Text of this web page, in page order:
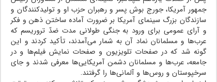
جمهور آمریکا، جورج بوش پسر و رهبران حزب او و تولیدکنندگان و
سازندگان بزرگ سینمای آمریکا بر ضرورت آماده ساختن ذهن و فکر
و آرای عمومی برای ورود به جنگی طولانی مدت ضدّ تروریسم که
عرب‌ها و مسلمانان نماد آن به شمار می‌آمدند، تأکید کردند و این
گونه شد که در صفحات تلویزیون و صفحات نمایش فیلم‌ها و در
جامعه، عرب‌ها و مسلمانان دشمن آمریکایی‌ها معرفی شدند و جای
سرخپوستان و روس‌ها و آلمانی‌ها را گرفتند.